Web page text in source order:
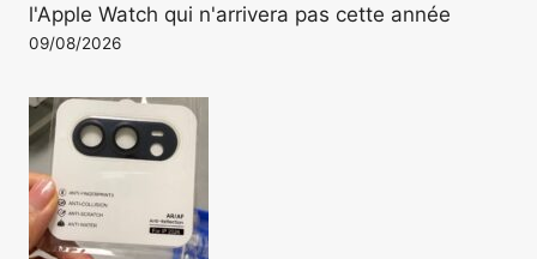
l'Apple Watch qui n'arrivera pas cette année
09/08/2026